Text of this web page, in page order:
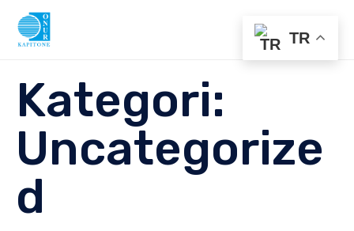
Kategori:
Uncategorize
d
TR